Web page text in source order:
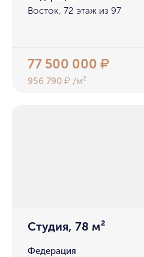
Восток, 72 этаж из 97
77 500 000₽
956 790₽ /м²
Студия, 78 м²
Федерация